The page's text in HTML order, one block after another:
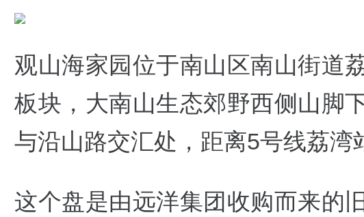
观山海家园位于南山区南山街道
板块，大南山生态郊野西侧山脚
与沿山路交汇处，距离5号线荔湾
这个盘是由远洋集团收购而来的